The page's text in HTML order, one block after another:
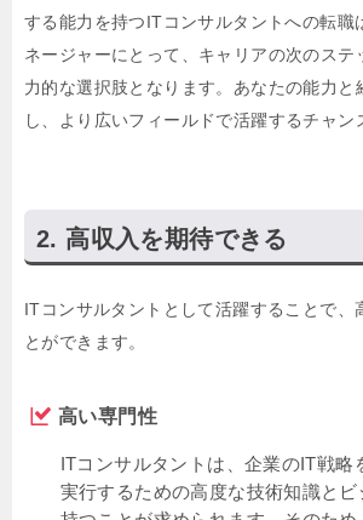
する能力を持つITコンサルタントへの転職
ネージャーにとって、キャリアの次のステ
力的な選択肢となります。あなたの能力と
し、より広いフィールドで活躍するチャン
高収入を期待できる
ITコンサルタントとして活躍することで、
とができます。
高い専門性
ITコンサルタントは、企業のIT戦略
実行するための高度な技術知識と